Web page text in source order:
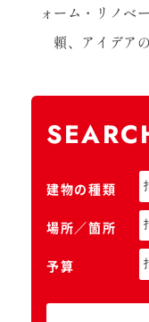
ォーム・リノベ
頼、アイデア
建物の種類
場所／箇所
予算